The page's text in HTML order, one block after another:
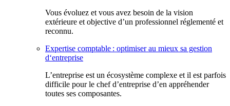
Vous évoluez et vous avez besoin de la vision
extérieure et objective d’un professionnel réglementé et
reconnu.
Expertise comptable : optimiser au mieux sa gestion
d‘entreprise
L’entreprise est un écosystème complexe et il est parfois
difficile pour le chef d’entreprise d’en appréhender
toutes ses composantes.